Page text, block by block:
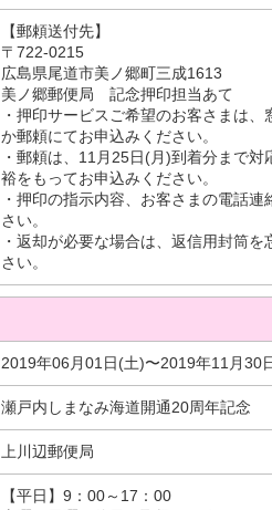
【郵頼送付先】
〒722-0215
広島県尾道市美ノ郷町三成1613
美ノ郷郵便局 記念押印担当あて
・押印サービスご希望のお客さまは
か郵頼にてお申込みください。
・郵頼は、11月25日(月)到着分まで
裕をもってお申込みください。
・押印の指示内容、お客さまの電話
さい。
・返却が必要な場合は、返信用封筒
さい。
2019年06月01日(土)〜2019年11月30
瀬戸内しまなみ海道開通20周年記念
上川辺郵便局
【平日】9：00～17：00